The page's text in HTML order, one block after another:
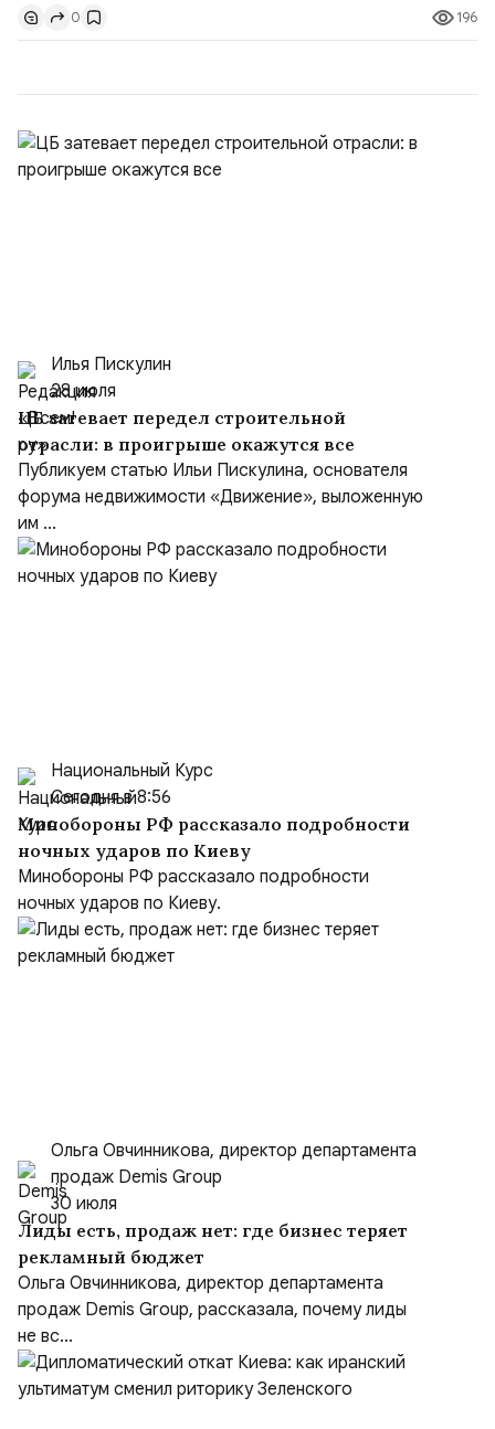
ожидает от Украины практических шагов, которые
подтвер...
0 196
Илья Пискулин
28 июля
ЦБ затевает передел строительной
отрасли: в проигрыше окажутся все
Публикуем статью Ильи Пискулина, основателя
форума недвижимости «Движение», выложенную
им ...
Национальный Курс
Сегодня в 8:56
Минобороны РФ рассказало подробности
ночных ударов по Киеву
Минобороны РФ рассказало подробности
ночных ударов по Киеву.
Ольга Овчинникова, директор департамента
продаж Demis Group
30 июля
Лиды есть, продаж нет: где бизнес теряет
рекламный бюджет
Ольга Овчинникова, директор департамента
продаж Demis Group, рассказала, почему лиды
не вс...